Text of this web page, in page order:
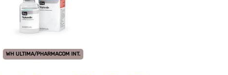
WH ULTIMA/PHARMACOM INT.